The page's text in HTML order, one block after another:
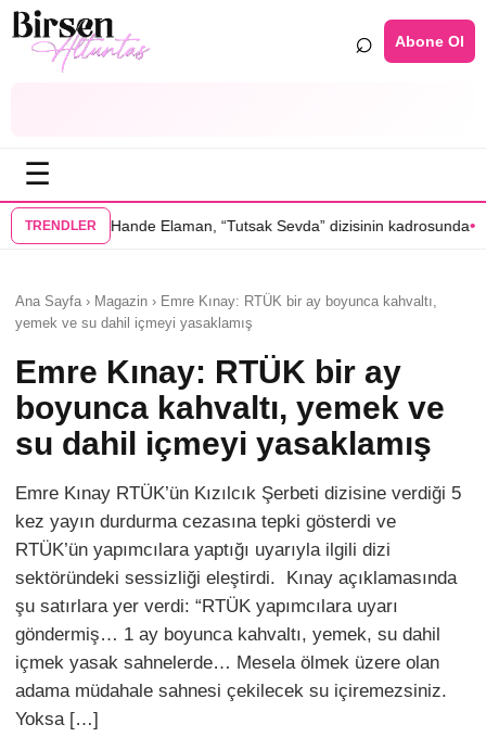
⌕ Abone Ol
☰
TRENDLER
Elaman, “Tutsak Sevda” dizisinin kadrosunda •Serenay Sarıkaya’lı
Ana Sayfa › Magazin › Emre Kınay: RTÜK bir ay boyunca kahvaltı,
yemek ve su dahil içmeyi yasaklamış
Emre Kınay: RTÜK bir ay
boyunca kahvaltı, yemek ve
su dahil içmeyi yasaklamış
Emre Kınay RTÜK’ün Kızılcık Şerbeti dizisine verdiği 5
kez yayın durdurma cezasına tepki gösterdi ve
RTÜK’ün yapımcılara yaptığı uyarıyla ilgili dizi
sektöründeki sessizliği eleştirdi. Kınay açıklamasında
şu satırlara yer verdi: “RTÜK yapımcılara uyarı
göndermiş… 1 ay boyunca kahvaltı, yemek, su dahil
içmek yasak sahnelerde… Mesela ölmek üzere olan
adama müdahale sahnesi çekilecek su içiremezsiniz.
Yoksa […]